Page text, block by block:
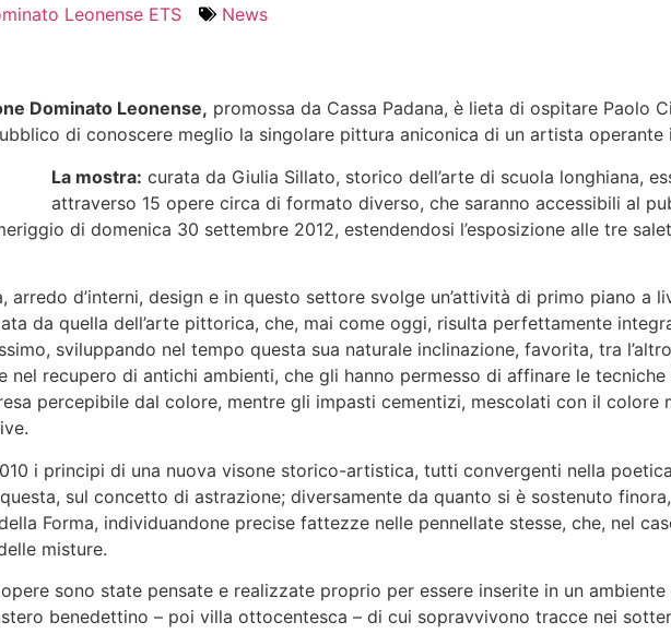
Leonense ETS News
Dominato Leonense, promossa da Cassa Padana, è lieta di ospitare Paolo
di conoscere meglio la singolare pittura aniconica di un artista operante
La mostra: curata da Giulia Sillato, storico dell’arte di scuola longhiana,
attraverso 15 opere circa di formato diverso, che saranno accessibili al
di domenica 30 settembre 2012, estendendosi l’esposizione alle tre
arredo d’interni, design e in questo settore svolge un’attività di primo piano a
da quella dell’arte pittorica, che, mai come oggi, risulta perfettamente
sviluppando nel tempo questa sua naturale inclinazione, favorita, tra
recupero di antichi ambienti, che gli hanno permesso di affinare le
percepibile dal colore, mentre gli impasti cementizi, mescolati con il
i principi di una nuova visone storico-artistica, tutti convergenti nella
sul concetto di astrazione; diversamente da quanto si è sostenuto
Forma, individuandone precise fattezze nelle pennellate stesse, che, nel
misture.
sono state pensate e realizzate proprio per essere inserite in un
benedettino – poi villa ottocentesca – di cui sopravvivono tracce nei